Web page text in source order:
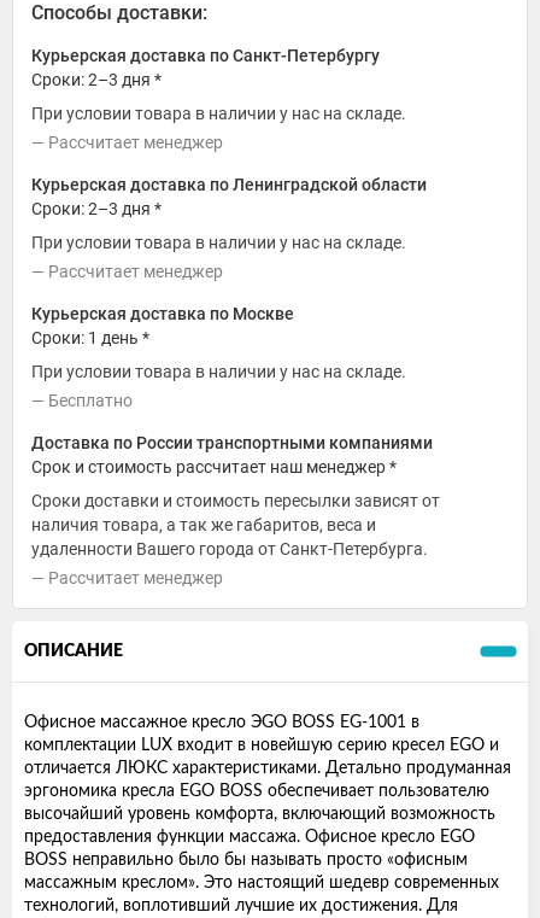
Способы доставки:
Курьерская доставка по Санкт-Петербургу
Сроки: 2–3 дня *
При условии товара в наличии у нас на складе.
Рассчитает менеджер
Курьерская доставка по Ленинградской области
Сроки: 2–3 дня *
При условии товара в наличии у нас на складе.
Рассчитает менеджер
Курьерская доставка по Москве
Сроки: 1 день *
При условии товара в наличии у нас на складе.
Бесплатно
Доставка по России транспортными компаниями
Срок и стоимость рассчитает наш менеджер *
Сроки доставки и стоимость пересылки зависят от
наличия товара, а так же габаритов, веса и
удаленности Вашего города от Санкт-Петербурга.
Рассчитает менеджер
ОПИСАНИЕ
Офисное массажное кресло ЭGO BOSS EG-1001 в
комплектации LUX входит в новейшую серию кресел EGO и
отличается ЛЮКС характеристиками. Детально продуманная
эргономика кресла EGO BOSS обеспечивает пользователю
высочайший уровень комфорта, включающий возможность
предоставления функции массажа. Офисное кресло EGO
BOSS неправильно было бы называть просто «офисным
массажным креслом». Это настоящий шедевр современных
технологий, воплотивший лучшие их достижения. Для